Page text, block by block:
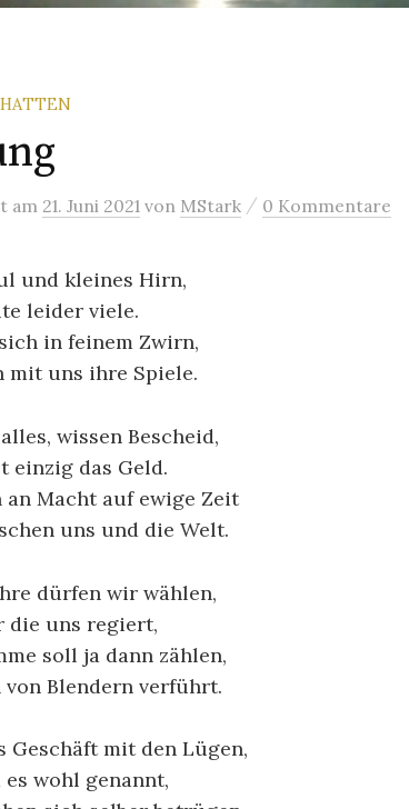
am 21. Juni 2021 von MStark / 0 Kommentare
und kleines Hirn,
leider viele.
in feinem Zwirn,
mit uns ihre Spiele.
wissen Bescheid,
einzig das Geld.
an Macht auf ewige Zeit
uns und die Welt.
dürfen wir wählen,
die uns regiert,
soll ja dann zählen,
Blendern verführt.
Geschäft mit den Lügen,
wohl genannt,